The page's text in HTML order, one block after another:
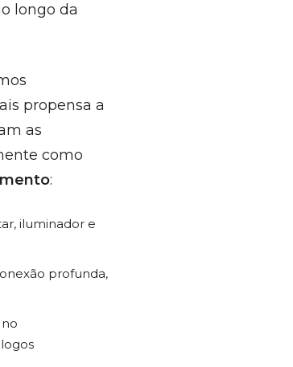
longo da
propensa a
as
como
:
iluminador e
profunda,